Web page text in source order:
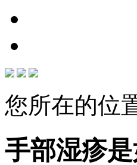
您所在的位
手部湿疹